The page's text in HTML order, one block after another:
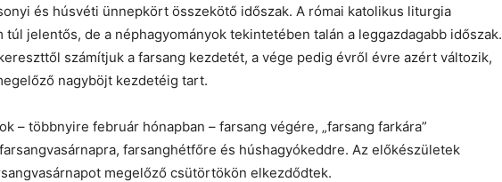
és húsvéti ünnepkört összekötő időszak. A római katolikus liturgia
túl jelentős, de a néphagyományok tekintetében talán a leggazdagabb időszak.
számítjuk a farsang kezdetét, a vége pedig évről évre azért változik,
nagyböjt kezdetéig tart.
– többnyire február hónapban – farsang végére, „farsang farkára”
farsanghétfőre és húshagyókeddre. Az előkészületek
megelőző csütörtökön elkezdődtek.